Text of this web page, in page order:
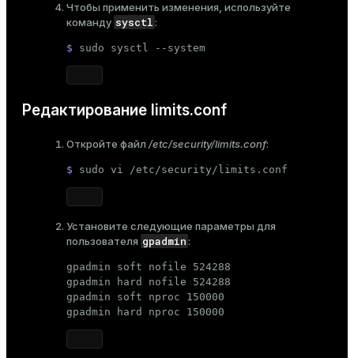
Чтобы применить изменения, используйте
команду sysctl:
$ sudo sysctl --system
Редактирование limits.conf
Откройте файл /etc/security/limits.conf:
$ sudo vi /etc/security/limits.conf
Установите следующие параметры для
пользователя gpadmin:
gpadmin soft nofile 524288
gpadmin hard nofile 524288
gpadmin soft nproc 150000
gpadmin hard nproc 150000